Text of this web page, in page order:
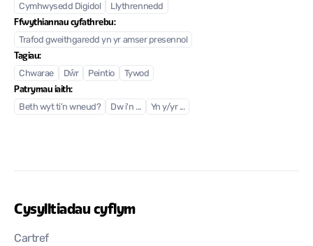
Cymhwysedd Digidol Llythrennedd
Ffwythiannau cyfathrebu:
Trafod gweithgaredd yn yr amser presennol
Tagiau:
Chwarae Dŵr Peintio Tywod
Patrymau iaith:
Beth wyt ti’n wneud? Dw i'n ... Yn y/yr ...
Cysylltiadau cyflym
Cartref